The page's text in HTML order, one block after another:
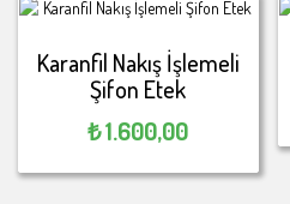
Karanfil Nakış İşlemeli
Şifon Etek
₺1.600,00